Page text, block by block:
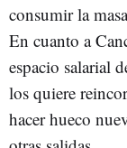
consumir la
En cuanto a
espacio salarial
los quiere
hacer hueco